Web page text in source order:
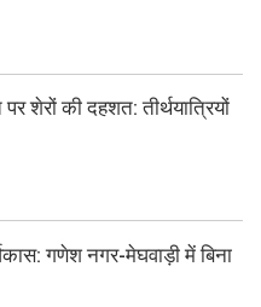
पर शेरों की दहशत: तीर्थयात्रियों
गणेश नगर-मेघवाड़ी में बिना